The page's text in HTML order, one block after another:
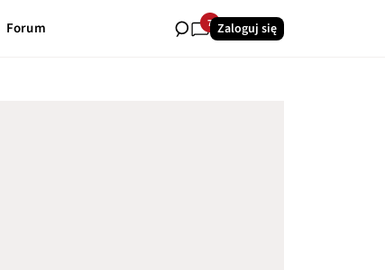
Forum 7 Zaloguj się